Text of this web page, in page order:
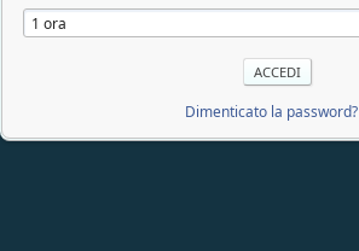
Dimenticato la password?